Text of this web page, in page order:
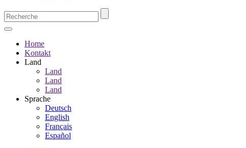
Home
Kontakt
Land
Land
Land
Land
Sprache
Deutsch
English
Français
Español